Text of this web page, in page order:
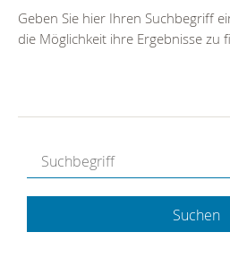
Geben Sie hier Ihren Suchbegriff
die Möglichkeit ihre Ergebnisse zu
Suchen